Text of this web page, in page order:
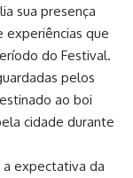
sua presença
experiências que
do Festival.
pelos
ao boi
cidade durante
a expectativa da